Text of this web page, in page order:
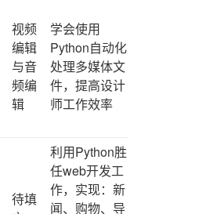
视频
编辑
与音
频编
辑
学会使用
Python自动化
处理多媒体文
件，提高设计
师工作效率
待填
利用Python胜
任web开发工
作，实现：新
闻、购物、导